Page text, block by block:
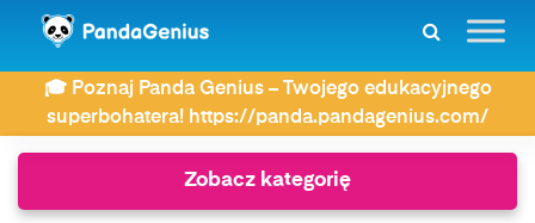
🎓 Poznaj Panda Genius – Twojego edukacyjnego
superbohatera! https://panda.pandagenius.com/
ZDAY Najczęściej wyszukiwane
Przecinek przed nawet
Zobacz kategorię